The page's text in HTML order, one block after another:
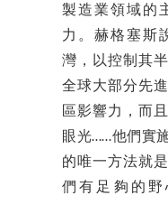
製造業領域的
力。赫格塞斯
灣，以控制其
全球大部分先
區影響力，而
眼光……他們實
的唯一方法就
們有足夠的